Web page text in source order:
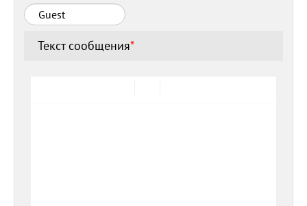
Текст сообщения*